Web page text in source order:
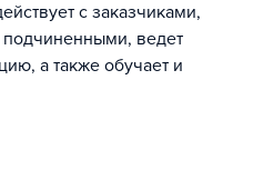
с заказчиками,
ведет
а также обучает и